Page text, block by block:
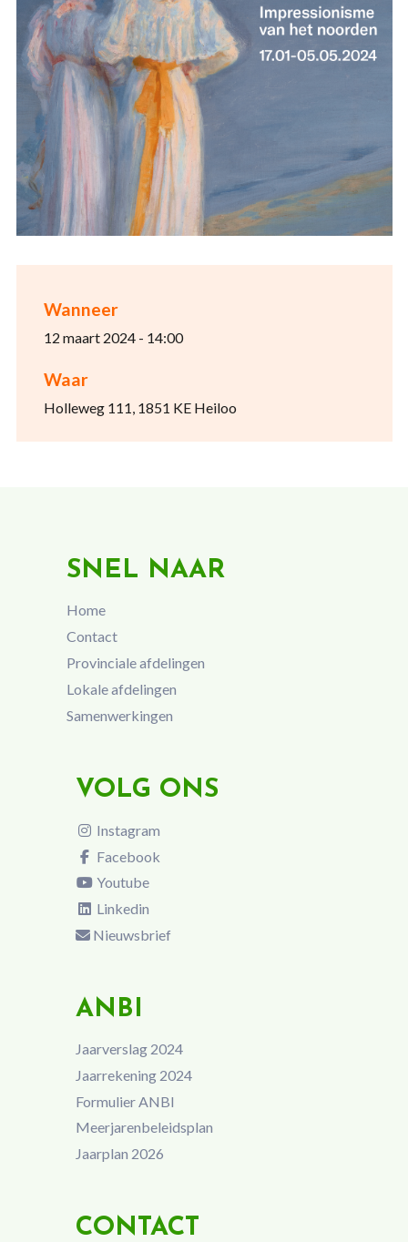
Wanneer
12 maart 2024 - 14:00
Waar
Holleweg 111, 1851 KE Heiloo
SNEL NAAR
Home
Contact
Provinciale afdelingen
Lokale afdelingen
Samenwerkingen
VOLG ONS
Instagram
Facebook
Youtube
Linkedin
Nieuwsbrief
ANBI
Jaarverslag 2024
Jaarrekening 2024
Formulier ANBI
Meerjarenbeleidsplan
Jaarplan 2026
CONTACT